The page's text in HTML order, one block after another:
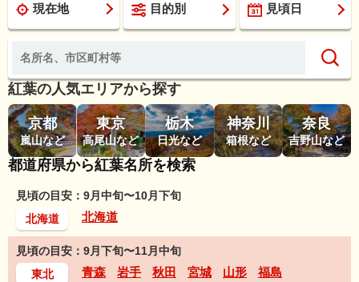
現在地 目的別 見頃日
紅葉の人気エリアから探す
京都
嵐山など
東京
高尾山など
栃木
日光など
神奈川
箱根など
奈良
吉野山など
都道府県から紅葉名所を検索
見頃の目安：9月中旬〜10月下旬
北海道
北海道
見頃の目安：9月下旬〜11月中旬
東北
青森 岩手 秋田 宮城 山形 福島